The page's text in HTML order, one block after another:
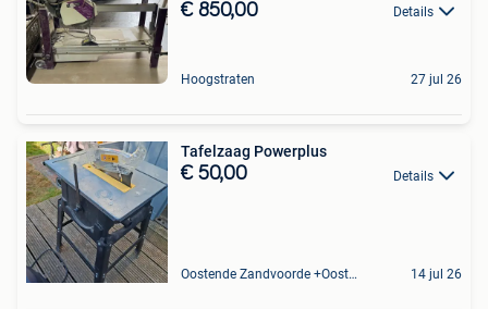
€ 850,00 Details
Hoogstraten 27 jul 26
Tafelzaag Powerplus
€ 50,00 Details
Oostende Zandvoorde +Oostende 14 jul 26